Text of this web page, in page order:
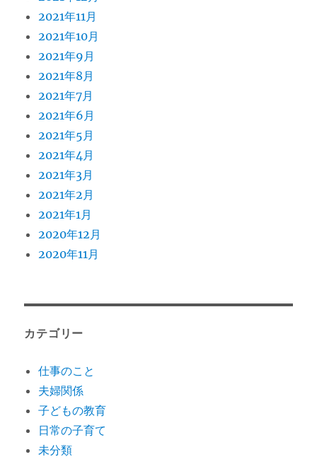
2021年11月
2021年10月
2021年9月
2021年8月
2021年7月
2021年6月
2021年5月
2021年4月
2021年3月
2021年2月
2021年1月
2020年12月
2020年11月
カテゴリー
仕事のこと
夫婦関係
子どもの教育
日常の子育て
未分類